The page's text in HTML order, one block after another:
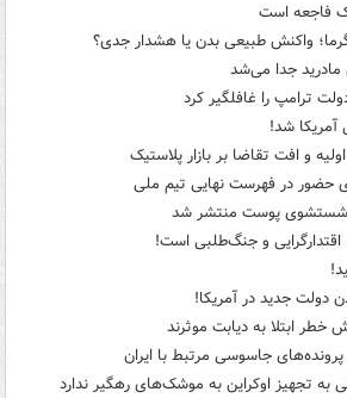
فاجعه است
واکنش طبیعی بدن یا هشدار جدی؟
مادرید جدا می‌شد
ترامپ را غافلگیر کرد
آمریکا شد!
و افت تقاضا بر بازار پلاستیک
شستشوی پوست منتشر شد
و جنگ‌طلبی است!
دولت جدید در آمریکا!
ابتلا به دیابت موثرند
جاسوسی مرتبط با ایران
به تجهیز اوکراین به موشک‌های رهگیر ندارد